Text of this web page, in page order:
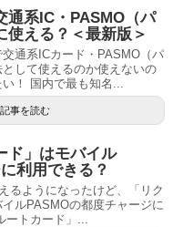
通系IC・PASMO（パ
使える？＜最新版＞
交通系ICカード・PASMO（パ
して使えるのか使えないの
！ 国内で最も知名...
記事を読む
ド」はモバイル
利用できる？
るようになったけど、「リク
ルPASMOの都度チャージに
トカード」...